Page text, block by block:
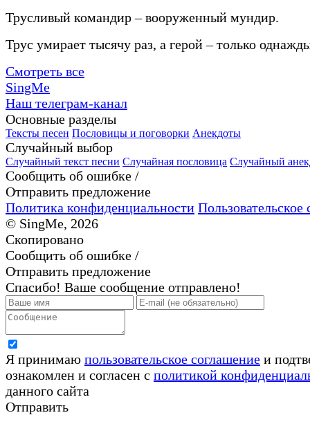
Трусливый командир – вооруженный мундир.
Трус умирает тысячу раз, а герой – только
Смотреть все
SingMe
Наш телеграм-канал
Основные разделы
Тексты песен Пословицы и поговорки Анекдоты
Случайный выбор
Случайный текст песни Случайная пословица Случайный
Сообщить об ошибке /
Отправить предложение
Политика конфиденциальности Пользовательское
© SingMe, 2026
Скопировано
Сообщить об ошибке /
Отправить предложение
Спасибо! Ваше сообщение отправлено!
Я принимаю пользовательское соглашение и
ознакомлен и согласен с политикой
данного сайта
Отправить